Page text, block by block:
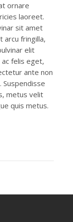
ornare
laoreet.
sit amet
arcu fringilla,
elit
felis eget,
ante non
metus velit
quis metus.